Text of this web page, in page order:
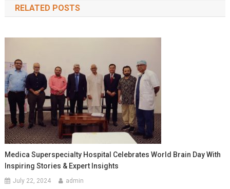
RELATED POSTS
Medica Superspecialty Hospital Celebrates World Brain Day With
Inspiring Stories & Expert Insights
July 22, 2024 admin